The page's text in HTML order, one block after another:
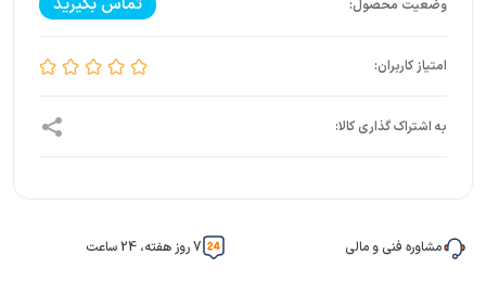
مشاوره فنی و مالی 7 روز هفته، 24 ساعت